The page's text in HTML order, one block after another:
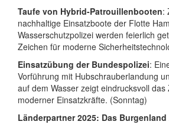
Taufe von Hybrid-Patrouillenbooten:
nachhaltige Einsatzboote der Flotte
Wasserschutzpolizei werden feierlich
Zeichen für moderne
Einsatzübung der Bundespolizei:
Vorführung mit Hubschrauberlandung
auf dem Wasser zeigt eindrucksvoll das
moderner Einsatzkräfte. (Sonntag)
Länderpartner 2025: Das